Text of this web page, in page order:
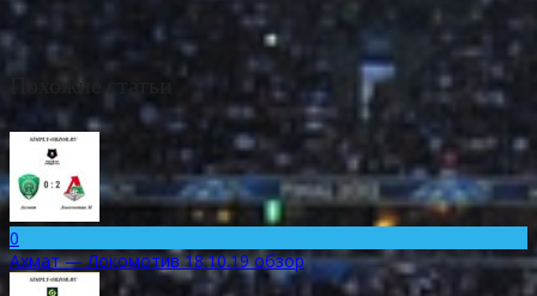
Похожие статьи
0
Ахмат — Локомотив 18.10.19 обзор